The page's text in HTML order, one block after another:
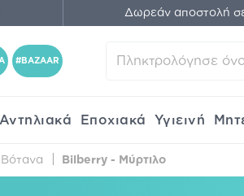
Δωρεάν αποστολή
#BAZAAR
Αντηλιακά Εποχιακά Υγιεινή
Βότανα Bilberry - Μύρτιλο